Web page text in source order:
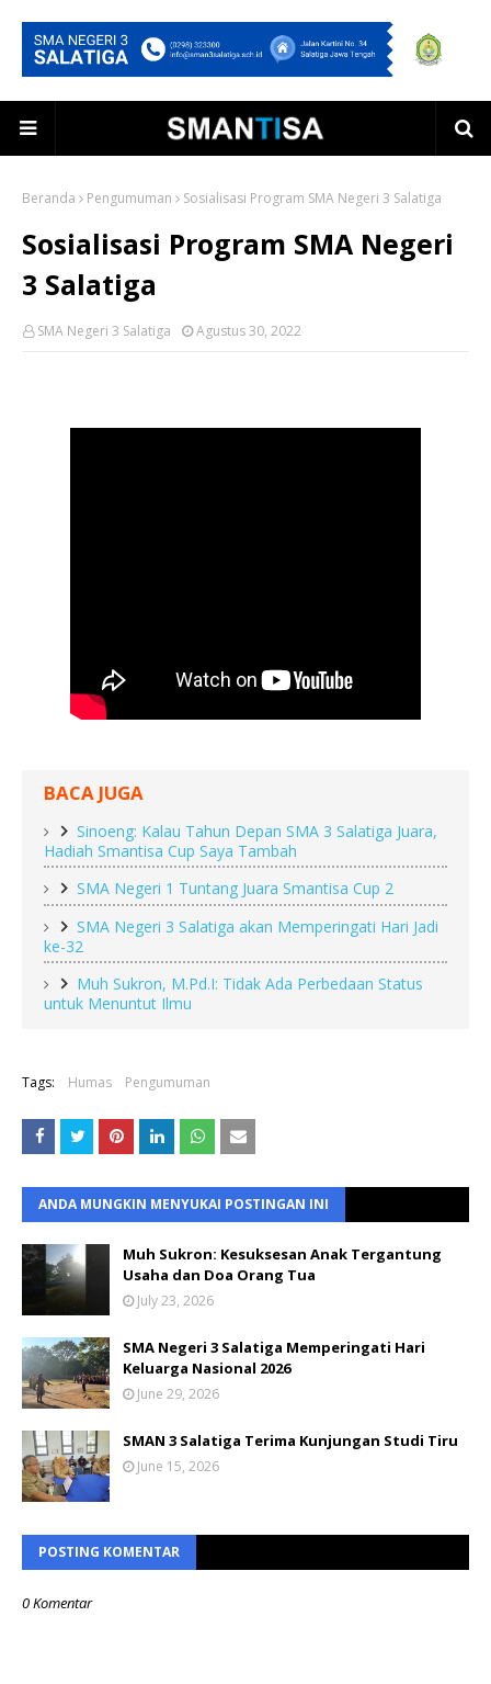
Beranda Pengumuman Sosialisasi Program SMA Negeri 3 Salatiga
Sosialisasi Program SMA Negeri
3 Salatiga
SMA Negeri 3 Salatiga Agustus 30, 2022
BACA JUGA
Sinoeng: Kalau Tahun Depan SMA 3 Salatiga Juara,
Hadiah Smantisa Cup Saya Tambah
SMA Negeri 1 Tuntang Juara Smantisa Cup 2
SMA Negeri 3 Salatiga akan Memperingati Hari Jadi
ke-32
Muh Sukron, M.Pd.I: Tidak Ada Perbedaan Status
untuk Menuntut Ilmu
Tags: Humas Pengumuman
ANDA MUNGKIN MENYUKAI POSTINGAN INI
Muh Sukron: Kesuksesan Anak Tergantung
Usaha dan Doa Orang Tua
July 23, 2026
SMA Negeri 3 Salatiga Memperingati Hari
Keluarga Nasional 2026
June 29, 2026
SMAN 3 Salatiga Terima Kunjungan Studi Tiru
June 15, 2026
POSTING KOMENTAR
0 Komentar